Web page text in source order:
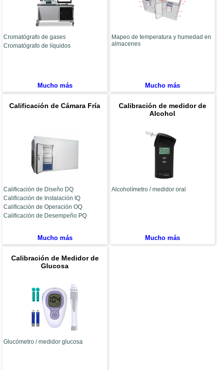
Cromatógrafo de gases
Cromatógrafo de líquidos
Mucho más
Mapeo de temperatura y humedad en
almacenes
Mucho más
Calificación de Cámara Fría
Calificación de Diseño DQ
Calificación de Instalación IQ
Calificación de Operación OQ
Calificación de Desempeño PQ
Mucho más
Calibración de medidor de
Alcohol
Alcoholímetro / medidor oral
Mucho más
Calibración de Medidor de
Glucosa
Glucómetro / medidor glucosa